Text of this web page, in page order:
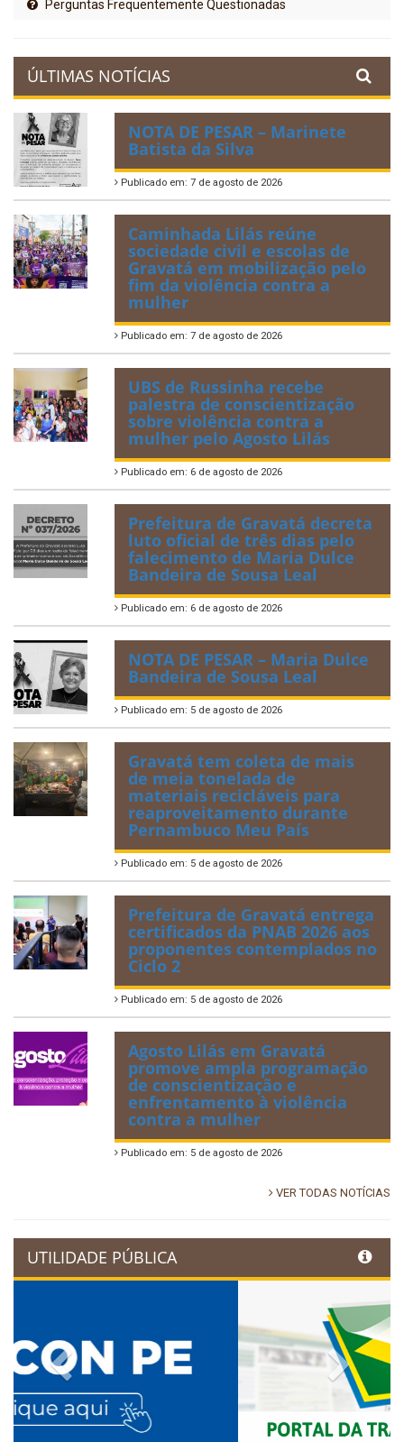
Perguntas Frequentemente Questionadas
ÚLTIMAS NOTÍCIAS
NOTA DE PESAR – Marinete
Batista da Silva
Publicado em: 7 de agosto de 2026
Caminhada Lilás reúne
sociedade civil e escolas de
Gravatá em mobilização pelo
fim da violência contra a
mulher
Publicado em: 7 de agosto de 2026
UBS de Russinha recebe
palestra de conscientização
sobre violência contra a
mulher pelo Agosto Lilás
Publicado em: 6 de agosto de 2026
Prefeitura de Gravatá decreta
luto oficial de três dias pelo
falecimento de Maria Dulce
Bandeira de Sousa Leal
Publicado em: 6 de agosto de 2026
NOTA DE PESAR – Maria Dulce
Bandeira de Sousa Leal
Publicado em: 5 de agosto de 2026
Gravatá tem coleta de mais
de meia tonelada de
materiais recicláveis para
reaproveitamento durante
Pernambuco Meu País
Publicado em: 5 de agosto de 2026
Prefeitura de Gravatá entrega
certificados da PNAB 2026 aos
proponentes contemplados no
Ciclo 2
Publicado em: 5 de agosto de 2026
Agosto Lilás em Gravatá
promove ampla programação
de conscientização e
enfrentamento à violência
contra a mulher
Publicado em: 5 de agosto de 2026
VER TODAS NOTÍCIAS
UTILIDADE PÚBLICA
Previous Next